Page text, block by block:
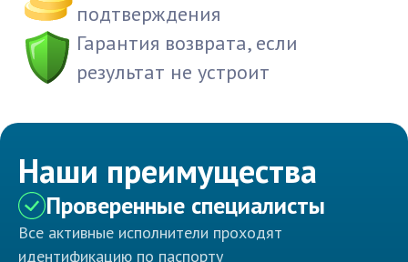
подтверждения
Гарантия возврата, если
результат не устроит
Наши преимущества
Проверенные специалисты
Все активные исполнители проходят
идентификацию по паспорту